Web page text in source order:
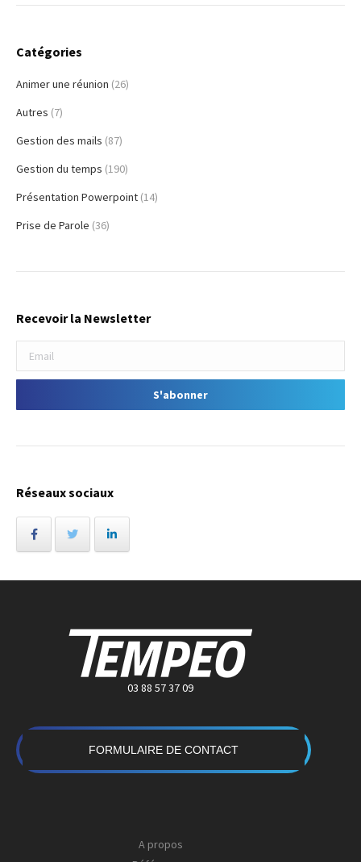
Catégories
Animer une réunion (26)
Autres (7)
Gestion des mails (87)
Gestion du temps (190)
Présentation Powerpoint (14)
Prise de Parole (36)
Recevoir la Newsletter
Réseaux sociaux
03 88 57 37 09
FORMULAIRE DE CONTACT
A propos